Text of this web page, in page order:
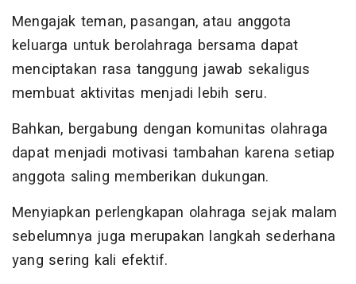
Mengajak teman, pasangan, atau anggota
keluarga untuk berolahraga bersama dapat
menciptakan rasa tanggung jawab sekaligus
membuat aktivitas menjadi lebih seru.
Bahkan, bergabung dengan komunitas olahraga
dapat menjadi motivasi tambahan karena setiap
anggota saling memberikan dukungan.
Menyiapkan perlengkapan olahraga sejak malam
sebelumnya juga merupakan langkah sederhana
yang sering kali efektif.